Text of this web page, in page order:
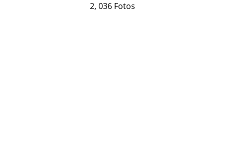
2, 036 Fotos